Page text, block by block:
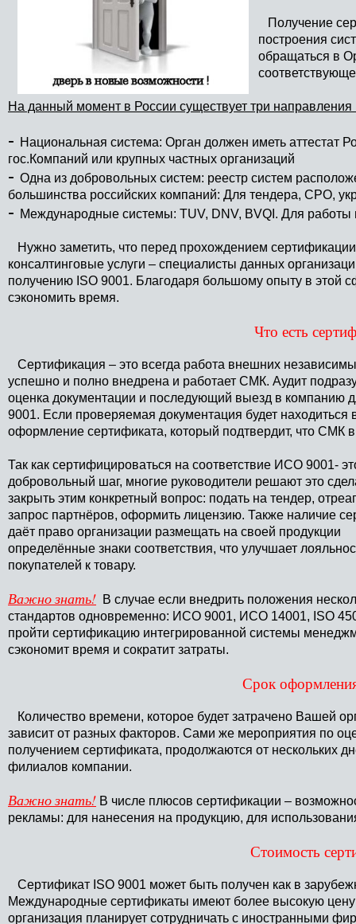
Получение
построения
обращаться в
На данный момент в России существует три
- Национальная система: Орган должен иметь аттестат
гос.Компаний или крупных частных организаций
- Одна из добровольных систем: реестр систем
большинства российских компаний: Для тендера, СРО,
- Международные системы: TUV, DNV, BVQI. Для
Нужно заметить, что перед прохождением
консалтинговые услуги – специалисты данных
получению ISO 9001. Благодаря большому опыту в этой
сэкономить время.
Что есть
Сертификация – это всегда работа внешних
успешно и полно внедрена и работает СМК. Аудит
оценка документации и последующий выезд в компанию
9001. Если проверяемая документация будет находиться
оформление сертификата, который подтвердит, что СМК
Так как сертифицироваться на соответствие ИСО 9001-
добровольный шаг, многие руководители решают это
закрыть этим конкретный вопрос: подать на тендер,
запрос партнёров, оформить лицензию. Также наличие
даёт право организации размещать на своей продукции
определённые знаки соответствия, что улучшает
покупателей к товару.
Важно знать! В случае если внедрить положения
стандартов одновременно: ИСО 9001, ИСО 14001, ISO
пройти сертификацию интегрированной системы
сэкономит время и сократит затраты.
Срок
Количество времени, которое будет затрачено Вашей
зависит от разных факторов. Сами же мероприятия по
получением сертификата, продолжаются от нескольких
филиалов компании.
Важно знать! В числе плюсов сертификации –
рекламы: для нанесения на продукцию, для
Стоимость
Сертификат ISO 9001 может быть получен как в
Международные сертификаты имеют более высокую
организация планирует сотрудничать с иностранными